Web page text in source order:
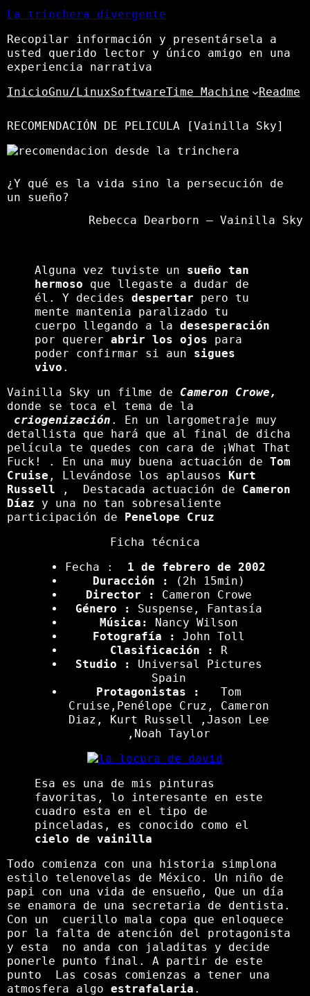
La trinchera divergente
Recopilar información y presentársela a
usted querido lector y único amigo en una
experiencia narrativa
InicioGnu/LinuxSoftwareTime Machine Readme
RECOMENDACIÓN DE PELICULA [Vainilla Sky]
¿Y qué es la vida sino la persecución de
un sueño?
Rebecca Dearborn – Vainilla Sky
Alguna vez tuviste un sueño tan
hermoso que llegaste a dudar de
él. Y decides despertar pero tu
mente mantenia paralizado tu
cuerpo llegando a la desesperación
por querer abrir los ojos para
poder confirmar si aun sigues
vivo .
Vainilla Sky un filme de Cameron Crowe,
donde se toca el tema de la
criogenización . En un largometraje muy
detallista que hará que al final de dicha
película te quedes con cara de ¡What That
Fuck! . En una muy buena actuación de Tom
Cruise , Llevándose los aplausos Kurt
Russell , Destacada actuación de Cameron
Díaz y una no tan sobresaliente
participación de Penelope Cruz
Ficha técnica
Fecha : 1 de febrero de 2002
Duracción :
(2h 15min)
Director : Cameron Crowe
Género : Suspense, Fantasía
Música:
Nancy Wilson
Fotografía : John Toll
Clasificación : R
Studio :
Universal Pictures
Spain
Protagonistas :
Tom
Cruise,Penélope Cruz, Cameron
Diaz, Kurt Russell ,Jason Lee
,Noah Taylor
Esa es una de mis pinturas
favoritas, lo interesante en este
cuadro esta en el tipo de
pinceladas, es conocido como el
cielo de vainilla
Todo comienza con una historia simplona
estilo telenovelas de México. Un niño de
papi con una vida de ensueño, Que un día
se enamora de una secretaria de dentista.
Con un cuerillo mala copa que enloquece
por la falta de atención del protagonista
y esta no anda con jaladitas y decide
ponerle punto final. A partir de este
punto Las cosas comienzas a tener una
atmosfera algo estrafalaria .